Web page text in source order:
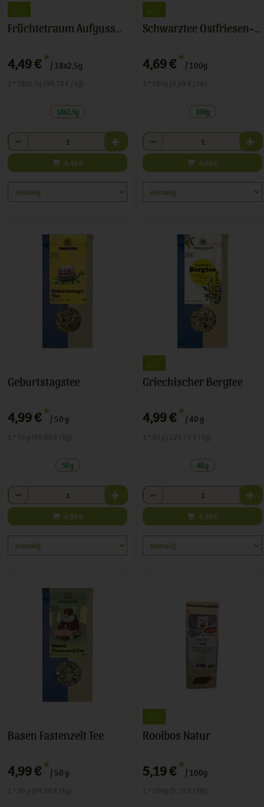
Früchtetraum Aufgussbeutel
4,49 € */ 18x2,5g
18x2,5g
Anzahl
4,49 €
Schwarztee Ostfriesen-Blatt
4,69 € */ 100g
100g
Anzahl
4,69 €
Geburtstagstee
4,99 € */ 50 g
50 g
Anzahl
4,99 €
Griechischer Bergtee
4,99 € */ 40 g
40 g
Anzahl
4,99 €
Basen Fastenzeit Tee
4,99 € */ 50 g
Rooibos Natur
5,19 € */ 100g